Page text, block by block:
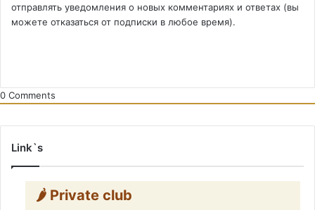
отправлять уведомления о новых комментариях и ответах (вы
можете отказаться от подписки в любое время).
0 Comments
Link`s
🌶️ Private club